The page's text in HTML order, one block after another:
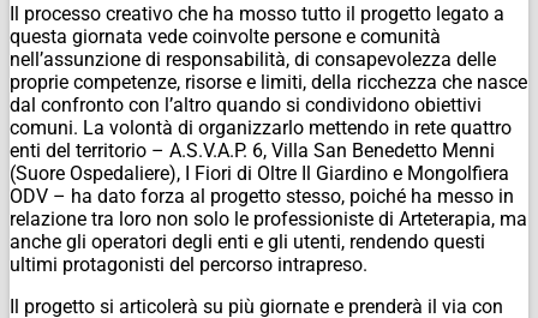
Il processo creativo che ha mosso tutto il progetto legato a
questa giornata vede coinvolte persone e comunità
nell’assunzione di responsabilità, di consapevolezza delle
proprie competenze, risorse e limiti, della ricchezza che nasce
dal confronto con l’altro quando si condividono obiettivi
comuni. La volontà di organizzarlo mettendo in rete quattro
enti del territorio – A.S.V.A.P. 6, Villa San Benedetto Menni
(Suore Ospedaliere), I Fiori di Oltre Il Giardino e Mongolfiera
ODV – ha dato forza al progetto stesso, poiché ha messo in
relazione tra loro non solo le professioniste di Arteterapia, ma
anche gli operatori degli enti e gli utenti, rendendo questi
ultimi protagonisti del percorso intrapreso.
Il progetto si articolerà su più giornate e prenderà il via con